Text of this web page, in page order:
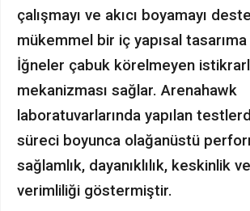
çalışmayı ve akıcı boyamayı
mükemmel bir iç yapısal
İğneler çabuk körelmeyen
mekanizması sağlar. Arenahawk
laboratuvarlarında yapılan
süreci boyunca olağanüstü
sağlamlık, dayanıklılık, keskinlik
verimliliği göstermiştir.